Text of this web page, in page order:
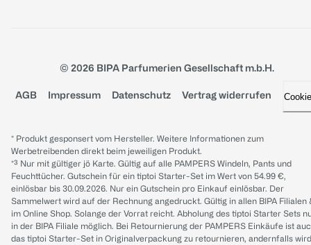
© 2026 BIPA Parfumerien Gesellschaft m.b.H.
AGB Impressum Datenschutz Vertrag widerrufen
* Produkt gesponsert vom Hersteller. Weitere Informationen zum
Werbetreibenden direkt beim jeweiligen Produkt.
*³ Nur mit gültiger jö Karte. Gültig auf alle PAMPERS Windeln, Pants und
Feuchttücher. Gutschein für ein tiptoi Starter-Set im Wert von 54.99 €,
einlösbar bis 30.09.2026. Nur ein Gutschein pro Einkauf einlösbar. Der
Sammelwert wird auf der Rechnung angedruckt. Gültig in allen BIPA Filialen
im Online Shop. Solange der Vorrat reicht. Abholung des tiptoi Starter Sets
in der BIPA Filiale möglich. Bei Retournierung der PAMPERS Einkäufe ist
das tiptoi Starter-Set in Originalverpackung zu retournieren, andernfalls wird